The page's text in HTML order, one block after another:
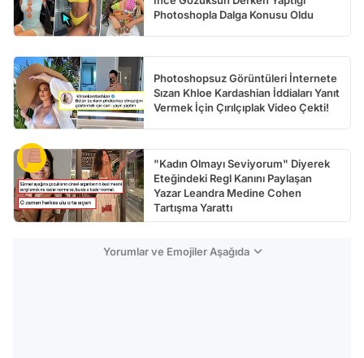
Photoshopla Dalga Konusu Oldu
Photoshopsuz Görüntüleri İnternete
Sızan Khloe Kardashian İddiaları Yanıt
Vermek İçin Çırılçıplak Video Çekti!
"Kadın Olmayı Seviyorum" Diyerek
Eteğindeki Regl Kanını Paylaşan
Yazar Leandra Medine Cohen
Tartışma Yarattı
Yorumlar ve Emojiler Aşağıda